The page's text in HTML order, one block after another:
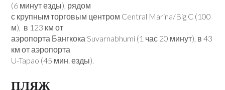
(6 минут езды), рядом
с крупным торговым центром Central Marina/Big C (100
м), в 123 км от
аэропорта Бангкока Suvarnabhumi (1 час 20 минут), в 43
км от аэропорта
U-Tapao (45 мин. езды).
ПЛЯЖ